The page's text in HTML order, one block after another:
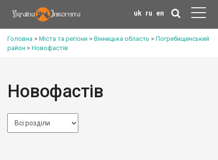
uk ru en
Головна > Міста та регіони > Вінницька область > Погребищенський
район > Новофастів
Новофастів